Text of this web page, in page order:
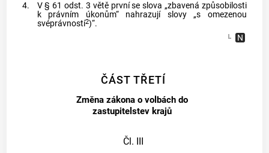
4.
V § 61 odst. 3 větě první se slova „zbavená způsobilosti
k právním úkonům“ nahrazují slovy „s omezenou
svéprávností2)“.
ČÁST TŘETÍ
Změna zákona o volbách do
zastupitelstev krajů
Čl. III